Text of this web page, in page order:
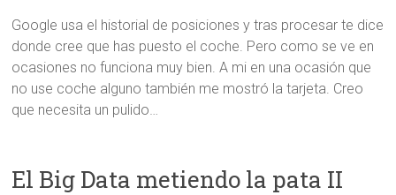
Google usa el historial de posiciones y tras procesar te dice
donde cree que has puesto el coche. Pero como se ve en
ocasiones no funciona muy bien. A mi en una ocasión que
no use coche alguno también me mostró la tarjeta. Creo
que necesita un pulido…
El Big Data metiendo la pata II